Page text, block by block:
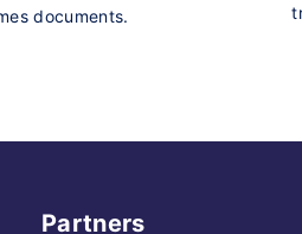
documents.
Partners